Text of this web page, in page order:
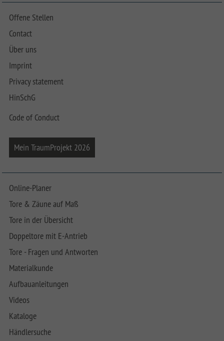
Offene Stellen
Contact
Über uns
Imprint
Privacy statement
HinSchG
Code of Conduct
Mein TraumProjekt 2026
Online-Planer
Tore & Zäune auf Maß
Tore in der Übersicht
Doppeltore mit E-Antrieb
Tore - Fragen und Antworten
Materialkunde
Aufbauanleitungen
Videos
Kataloge
Händlersuche